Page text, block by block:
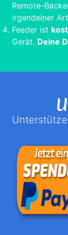
Remote-
irgendeiner
Feeder ist
Gerät. Deine